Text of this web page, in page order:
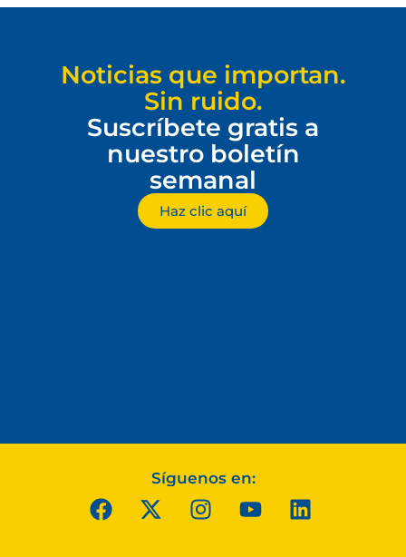
Noticias que importan.
Sin ruido.
Suscríbete gratis a
nuestro boletín
semanal
Haz clic aquí
Síguenos en: